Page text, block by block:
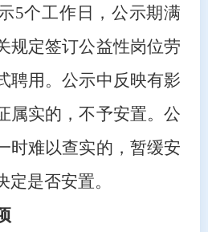
5个工作日，公示期满
规定签订公益性岗位劳
聘用。公示中反映有影
属实的，不予安置。公
时难以查实的，暂缓安
是否安置。